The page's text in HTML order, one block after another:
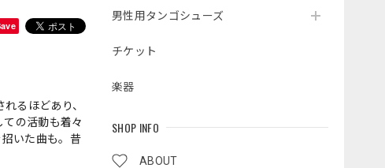
男性用タンゴシューズ
チケット
楽器
SHOP INFO
ABOUT
るほどあり、
の活動も着々
いた曲も。昔